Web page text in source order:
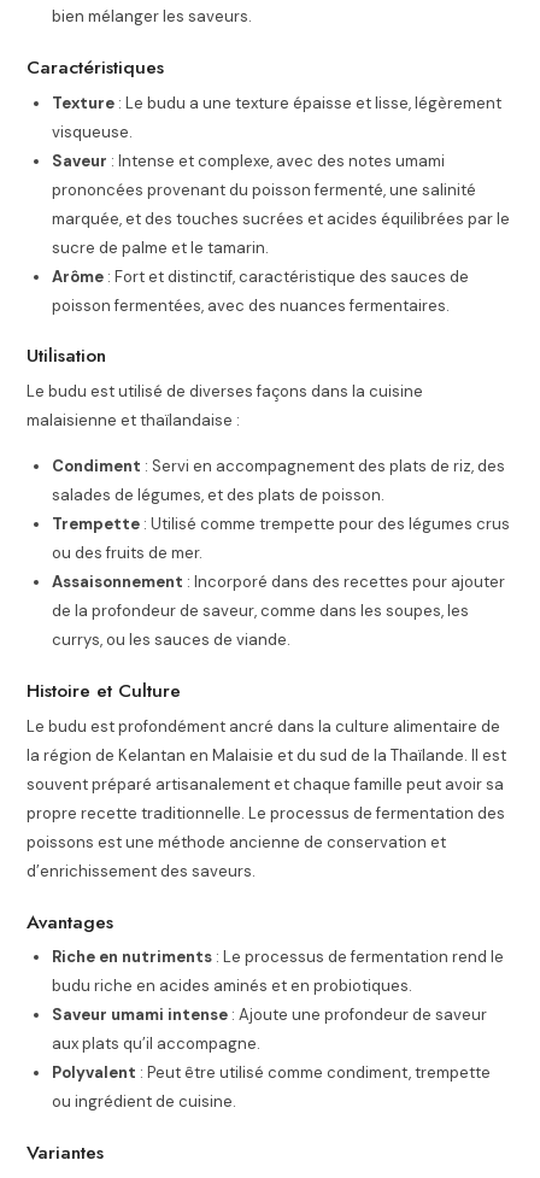
bien mélanger les saveurs.
Caractéristiques
Texture : Le budu a une texture épaisse et lisse, légèrement
visqueuse.
Saveur : Intense et complexe, avec des notes umami
prononcées provenant du poisson fermenté, une salinité
marquée, et des touches sucrées et acides équilibrées par le
sucre de palme et le tamarin.
Arôme : Fort et distinctif, caractéristique des sauces de
poisson fermentées, avec des nuances fermentaires.
Utilisation
Le budu est utilisé de diverses façons dans la cuisine
malaisienne et thaïlandaise :
Condiment : Servi en accompagnement des plats de riz, des
salades de légumes, et des plats de poisson.
Trempette : Utilisé comme trempette pour des légumes crus
ou des fruits de mer.
Assaisonnement : Incorporé dans des recettes pour ajouter
de la profondeur de saveur, comme dans les soupes, les
currys, ou les sauces de viande.
Histoire et Culture
Le budu est profondément ancré dans la culture alimentaire de
la région de Kelantan en Malaisie et du sud de la Thaïlande. Il est
souvent préparé artisanalement et chaque famille peut avoir sa
propre recette traditionnelle. Le processus de fermentation des
poissons est une méthode ancienne de conservation et
d’enrichissement des saveurs.
Avantages
Riche en nutriments : Le processus de fermentation rend le
budu riche en acides aminés et en probiotiques.
Saveur umami intense : Ajoute une profondeur de saveur
aux plats qu’il accompagne.
Polyvalent : Peut être utilisé comme condiment, trempette
ou ingrédient de cuisine.
Variantes